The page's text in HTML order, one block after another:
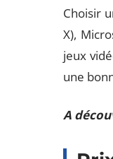
Choisir
X),
jeux
une
A